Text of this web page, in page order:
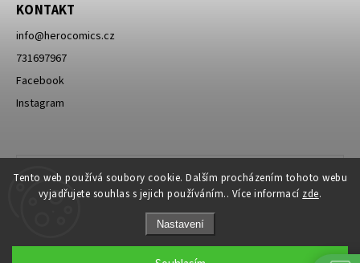
Tento web používá soubory cookie. Dalším procházením tohoto webu
vyjadřujete souhlas s jejich používáním.. Více informací zde.
Nastavení
KONTAKT
info@herocomics.cz
731697967
Facebook
Instagram